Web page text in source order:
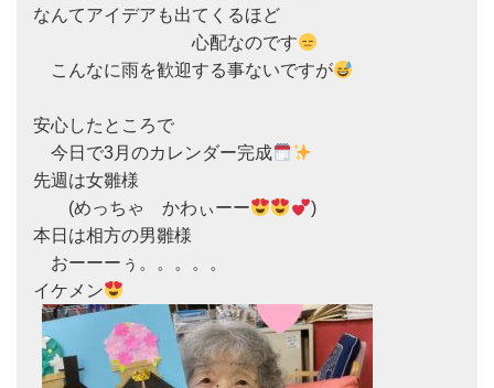
なんてアイデアも出てくるほど
心配なのです
こんなに雨を歓迎する事ないですが
安心したところで
今日で3月のカレンダー完成
先週は女雛様
(めっちゃ　かわぃーー
)
本日は相方の男雛様
おーーーぅ。。。。。
イケメン